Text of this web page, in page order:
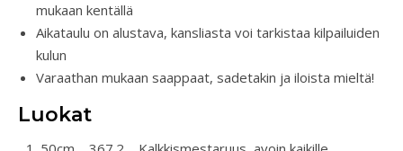
mukaan kentällä
Aikataulu on alustava, kansliasta voi tarkistaa kilpailuiden
kulun
Varaathan mukaan saappaat, sadetakin ja iloista mieltä!
Luokat